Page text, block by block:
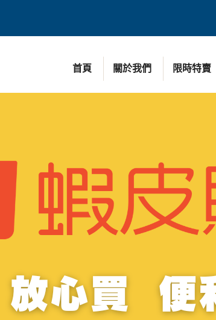
首頁 關於我們 限時特賣